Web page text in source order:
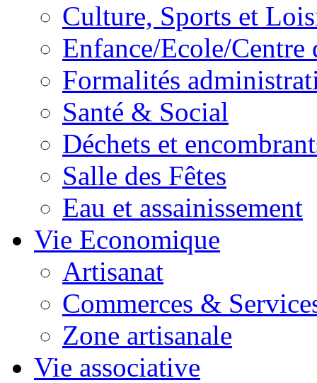
Culture, Sports et
Enfance/Ecole/Centre
Formalités
Santé & Social
Déchets et
Salle des Fêtes
Eau et assainissement
Vie Economique
Artisanat
Commerces &
Zone artisanale
Vie associative